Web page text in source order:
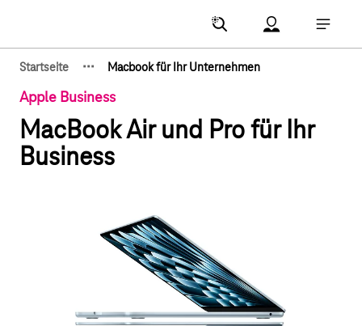
Account Menu
Startseite ··· Macbook für Ihr Unternehmen
Apple Business
MacBook Air und Pro für Ihr
Business